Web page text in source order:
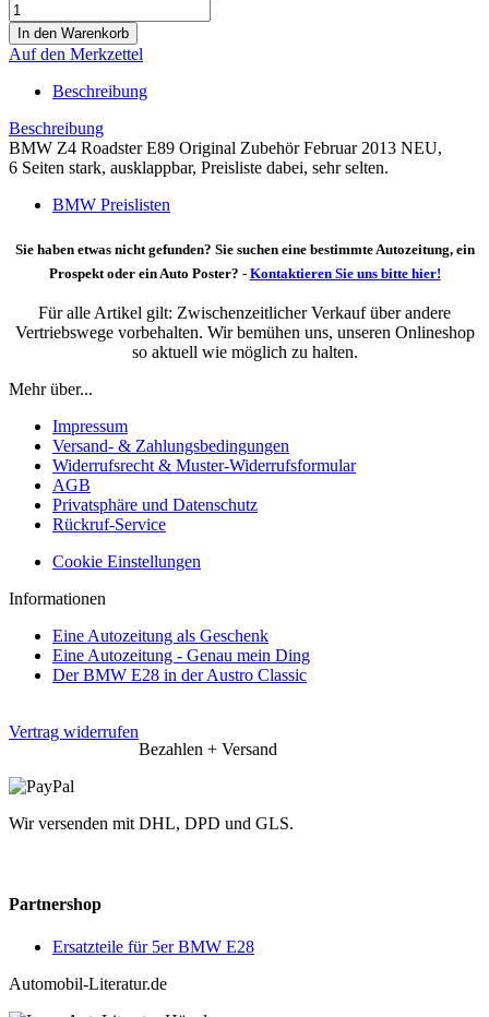
Auf den Merkzettel
Beschreibung
Beschreibung
BMW Z4 Roadster E89 Original Zubehör Februar 2013 NEU,
6 Seiten stark, ausklappbar, Preisliste dabei, sehr selten.
BMW Preislisten
Sie haben etwas nicht gefunden? Sie suchen eine bestimmte Autozeitung, ein
Prospekt oder ein Auto Poster? - Kontaktieren Sie uns bitte hier!
Für alle Artikel gilt: Zwischenzeitlicher Verkauf über andere
Vertriebswege vorbehalten. Wir bemühen uns, unseren Onlineshop
so aktuell wie möglich zu halten.
Mehr über...
Impressum
Versand- & Zahlungsbedingungen
Widerrufsrecht & Muster-Widerrufsformular
AGB
Privatsphäre und Datenschutz
Rückruf-Service
Cookie Einstellungen
Informationen
Eine Autozeitung als Geschenk
Eine Autozeitung - Genau mein Ding
Der BMW E28 in der Austro Classic
Vertrag widerrufen
Bezahlen + Versand
Wir versenden mit DHL, DPD und GLS.
Partnershop
Ersatzteile für 5er BMW E28
Automobil-Literatur.de